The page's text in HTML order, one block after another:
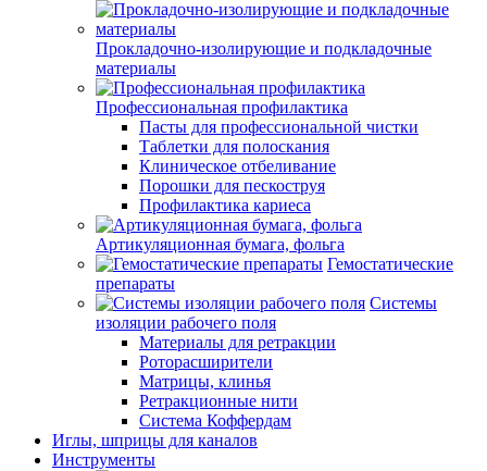
Прокладочно-изолирующие и подкладочные
материалы
Профессиональная профилактика
Пасты для профессиональной чистки
Таблетки для полоскания
Клиническое отбеливание
Порошки для пескоструя
Профилактика кариеса
Артикуляционная бумага, фольга
Гемостатические
препараты
Системы
изоляции рабочего поля
Материалы для ретракции
Роторасширители
Матрицы, клинья
Ретракционные нити
Система Коффердам
Иглы, шприцы для каналов
Инструменты